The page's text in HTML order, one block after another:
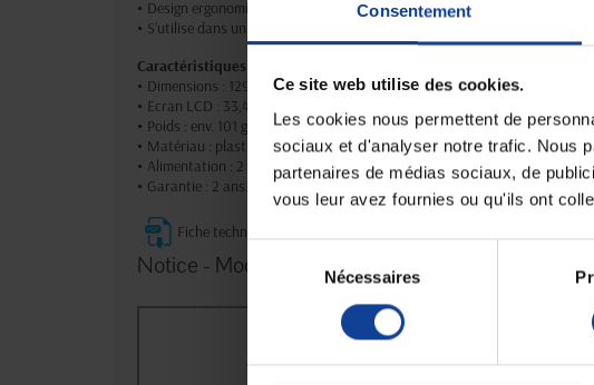
Consentement
Ce site web utilise des cookies.
Les cookies nous permettent de
sociaux et d'analyser notre trafic. Nous
partenaires de médias sociaux, de
vous leur avez fournies ou qu'ils ont
du
consentement
Nécessaires
• Design ergonomique permettant une utilisation simple, même sur un
• S’utilise dans un environnement domestique et/ou médical.
Caractéristiques techniques :
• Dimensions : 129 × 114 × 50 mm.
• Ecran LCD : 33,4 × 48,4 mm.
• Poids : env. 101 g.
• Matériau : plastique.
• Alimentation : 2 piles AAA 1,5 V.
• Garantie : 2 ans.
Fiche technique
Notice - Mode d'emploi de Thermomètre